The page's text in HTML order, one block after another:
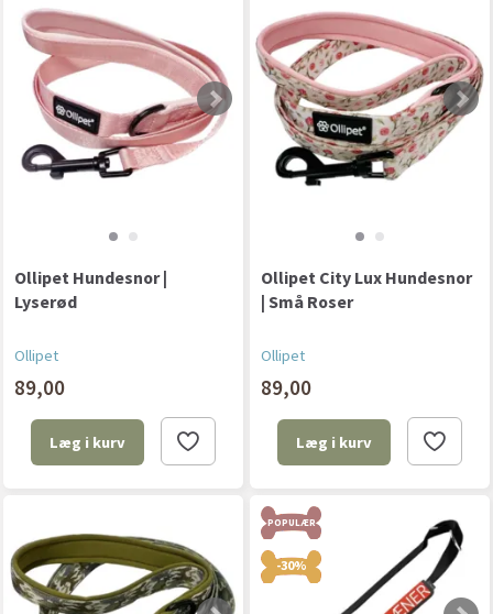
Ollipet Hundesnor |
Lyserød
Ollipet
89,00
Læg i kurv
Ollipet City Lux Hundesnor
| Små Roser
Ollipet
89,00
Læg i kurv
POPULÆR
-30%